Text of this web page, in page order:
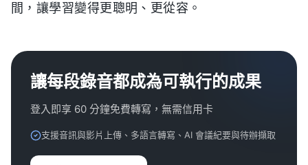
間，讓學習變得更聰明、更從容。
讓每段錄音都成為可執行的成果
登入即享 60 分鐘免費轉寫，無需信用卡
支援音訊與影片上傳、多語言轉寫、AI 會議紀要與待辦擷取